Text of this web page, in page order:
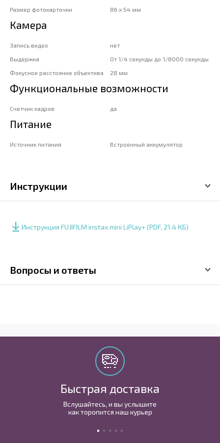
Размер фотокарточки 86 х 54 мм
Камера
Запись видео
нет
Выдержка
От 1/4 секунды до 1/8000 секунды
Фокусное расстояние объектива
28 мм
Функциональные возможности
Счетчик кадров да
Питание
Источник питания Встроенный аккумулятор
Инструкции
Инструкция FUJIFILM instax mini LiPlay+ (PDF, 21.4 КБ)
Вопросы и ответы
Быстрая доставка
Вслушайтесь, и вы услышите
как торопится наш курьер